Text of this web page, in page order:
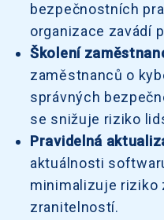
bezpečnostních
organizace zavádí
Školení
zaměstnanců o
správných
se snižuje riziko
Pravidelná
aktuálnosti
minimalizuje riziko
zranitelností.